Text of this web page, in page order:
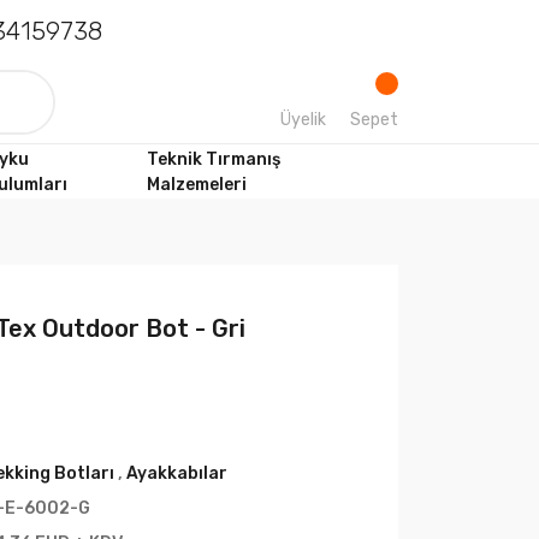
Üyelik Sepet
Teknik Tırmanış
Malzemeleri
Outdoor Bot - Gri
Botları , Ayakkabılar
E-6002-G